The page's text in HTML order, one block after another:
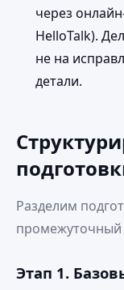
через
HelloTalk).
не на
детали.
Разделим
промежуточный
Этап 1.